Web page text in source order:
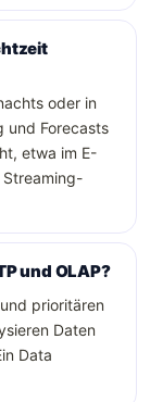
oder in
und Forecasts
etwa im E-
Streaming-
und OLAP?
prioritären
Daten
Data